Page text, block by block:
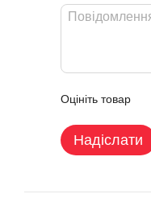
Оцініть товар
Надіслати